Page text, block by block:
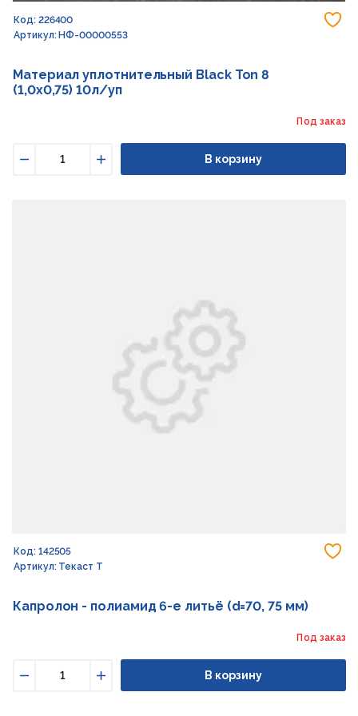
Код: 226400
Артикул: НФ-00000553
Материал уплотнительный Black Ton 8
(1,0x0,75) 10л/уп
Под заказ
Увеличить
В корзину
Код: 142505
Артикул: Текаст Т
Капролон - полиамид 6-е литьё (d=70, 75 мм)
Под заказ
Увеличить
В корзину